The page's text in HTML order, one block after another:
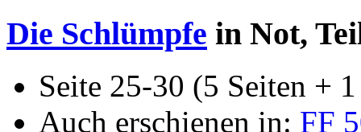
Die Schlümpfe in Not,
Seite 25-30 (5 Seiten +
Auch erschienen in: FF